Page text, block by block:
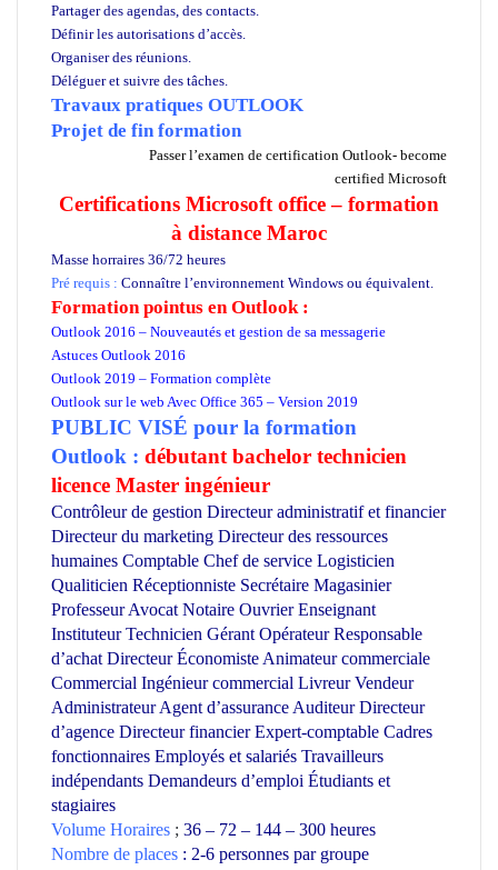
Partager des agendas, des contacts.
Définir les autorisations d’accès.
Organiser des réunions.
Déléguer et suivre des tâches.
Travaux pratiques OUTLOOK
Projet de fin formation
Passer l’examen de certification Outlook- become
certified Microsoft
Certifications Microsoft office– formation
à distance Maroc
Masse horraires 36/72 heures
Pré requis : Connaître l’environnement Windows ou équivalent.
Formation pointus en Outlook :
Outlook 2016 – Nouveautés et gestion de sa messagerie
Astuces Outlook 2016
Outlook 2019 – Formation complète
Outlook sur le web Avec Office 365 – Version 2019
PUBLIC VISÉ pour la formation
Outlook : débutant bachelor technicien
licence Master ingénieur
Contrôleur de gestion Directeur administratif et financier
Directeur du marketing Directeur des ressources
humaines Comptable Chef de service Logisticien
Qualiticien Réceptionniste Secrétaire Magasinier
Professeur Avocat Notaire Ouvrier Enseignant
Instituteur Technicien Gérant Opérateur Responsable
d’achat Directeur Économiste Animateur commerciale
Commercial Ingénieur commercial Livreur Vendeur
Administrateur Agent d’assurance Auditeur Directeur
d’agence Directeur financier Expert-comptable Cadres
fonctionnaires Employés et salariés Travailleurs
indépendants Demandeurs d’emploi Étudiants et
stagiaires
Volume Horaires ; 36 – 72 – 144 – 300 heures
Nombre de places : 2-6 personnes par groupe